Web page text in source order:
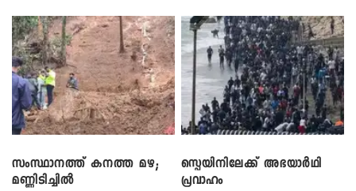
സംസ്ഥാനത്ത് കനത്ത മഴ;
മണ്ണിടിച്ചിൽ
സ്പെയിനിലേക്ക് അഭയാർഥി
പ്രവാഹം